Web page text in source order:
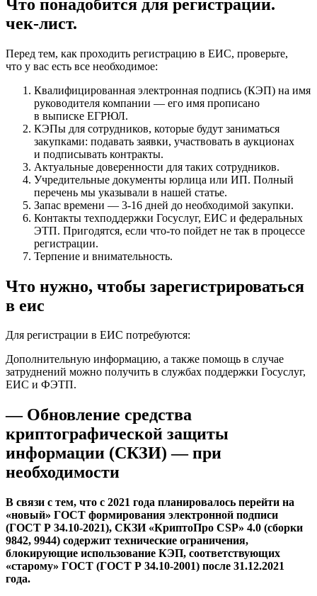
Что понадобится для регистрации.
чек-лист.
Перед тем, как проходить регистрацию в ЕИС, проверьте,
что у вас есть все необходимое:
Квалифицированная электронная подпись (КЭП) на имя
руководителя компании — его имя прописано
в выписке ЕГРЮЛ.
КЭПы для сотрудников, которые будут заниматься
закупками: подавать заявки, участвовать в аукционах
и подписывать контракты.
Актуальные доверенности для таких сотрудников.
Учредительные документы юрлица или ИП. Полный
перечень мы указывали в нашей статье.
Запас времени — 3-16 дней до необходимой закупки.
Контакты техподдержки Госуслуг, ЕИС и федеральных
ЭТП. Пригодятся, если что-то пойдет не так в процессе
регистрации.
Терпение и внимательность.
Что нужно, чтобы зарегистрироваться
в еис
Для регистрации в ЕИС потребуются:
Дополнительную информацию, а также помощь в случае
затруднений можно получить в службах поддержки Госуслуг,
ЕИС и ФЭТП.
— Обновление средства
криптографической защиты
информации (СКЗИ) — при
необходимости
В связи с тем, что с 2021 года планировалось перейти на
«новый» ГОСТ формирования электронной подписи
(ГОСТ Р 34.10-2021), СКЗИ «КриптоПро CSP» 4.0 (сборки
9842, 9944) содержит технические ограничения,
блокирующие использование КЭП, соответствующих
«старому» ГОСТ (ГОСТ Р 34.10-2001) после 31.12.2021
года.